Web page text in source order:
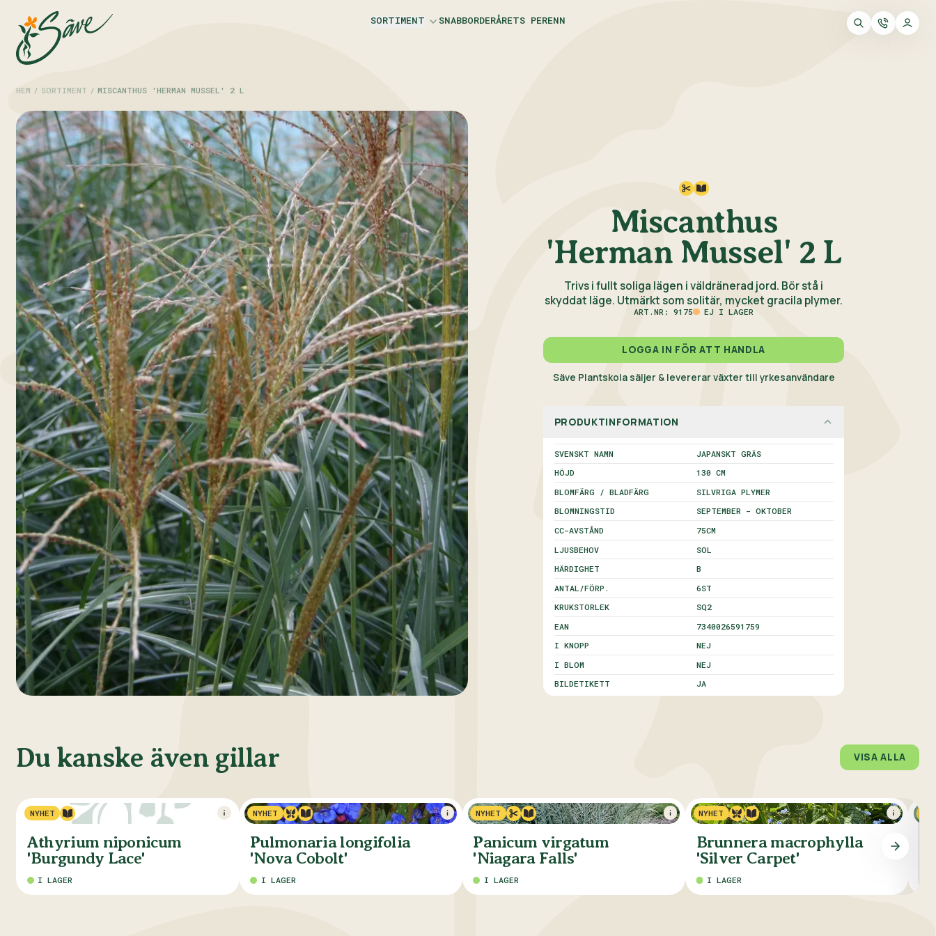
SORTIMENT SNABBORDERÅRETS PERENN
HEM / SORTIMENT / MISCANTHUS 'HERMAN MUSSEL' 2 L
Miscanthus
'Herman Mussel' 2 L
Trivs i fullt soliga lägen i väldränerad jord. Bör stå i
skyddat läge. Utmärkt som solitär, mycket gracila plymer.
ART.NR: 9175 EJ I LAGER
LOGGA IN FÖR ATT HANDLA
Säve Plantskola säljer & levererar växter till yrkesanvändare
PRODUKTINFORMATION
SVENSKT NAMN
JAPANSKT GRÄS
HÖJD
130 CM
BLOMFÄRG / BLADFÄRG
SILVRIGA PLYMER
BLOMNINGSTID
SEPTEMBER - OKTOBER
CC-AVSTÅND
75CM
LJUSBEHOV
SOL
HÄRDIGHET
B
ANTAL/FÖRP.
6ST
KRUKSTORLEK
SQ2
EAN
7340026591759
I KNOPP
NEJ
I BLOM
NEJ
BILDETIKETT
JA
Du kanske även gillar VISA ALLA
NYHET
Athyrium niponicum
'Burgundy Lace'
I LAGER
NYHET
Pulmonaria longifolia
'Nova Cobolt'
I LAGER
NYHET
Panicum virgatum
'Niagara Falls'
I LAGER
NYHET
Brunnera macrophylla
'Silver Carpet'
I LAGER